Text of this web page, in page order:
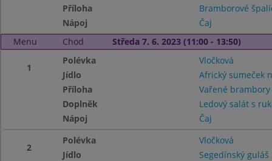
Příloha
Bramborové
Nápoj
Čaj
Menu
Chod Středa 7. 6. 2023 (11:00 - 13:50)
1
Polévka
Vločková
Jídlo
Africký sumeček
Příloha
Vařené
Doplněk
Ledový salát s
Nápoj
Čaj
2
Polévka
Vločková
Jídlo
Segedínský guláš